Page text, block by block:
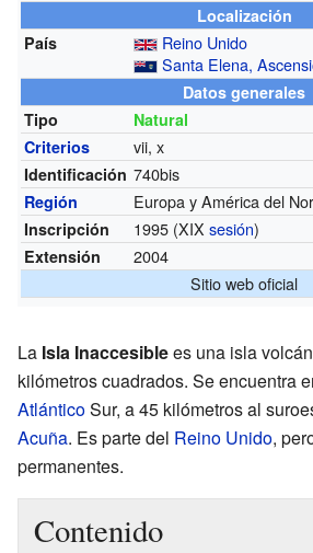
Localización
País
Reino Unido
Santa Elena,
Datos generales
Tipo
Natural
Criterios
vii, x
Identificación 740bis
Región Europa y América del
Inscripción 1995 (XIXsesión)
Extensión
2004
Sitio web oficial
La Isla Inaccesiblees una isla
kilómetros cuadrados. Se encuentra
AtlánticoSur, a 45 kilómetros al
Acuña. Es parte del Reino Unido,
permanentes.
Contenido